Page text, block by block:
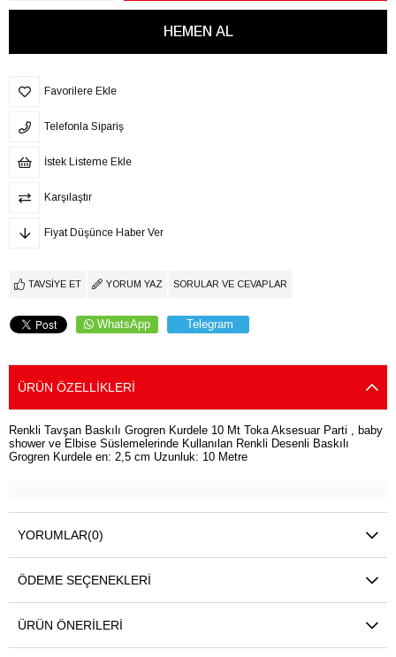
Favorilere Ekle
Telefonla Sipariş
İstek Listeme Ekle
Karşılaştır
Fiyat Düşünce Haber Ver
TAVSIYE ET YORUM YAZ SORULAR VE CEVAPLAR
WhatsApp Telegram
ÜRÜN ÖZELLIKLERI
Renkli Tavşan Baskılı Grogren Kurdele 10 Mt Toka Aksesuar Parti , baby
shower ve Elbise Süslemelerinde Kullanılan Renkli Desenli Baskılı
Grogren Kurdele en: 2,5 cm Uzunluk: 10 Metre
YORUMLAR(0)
ÖDEME SEÇENEKLERI
ÜRÜN ÖNERILERI